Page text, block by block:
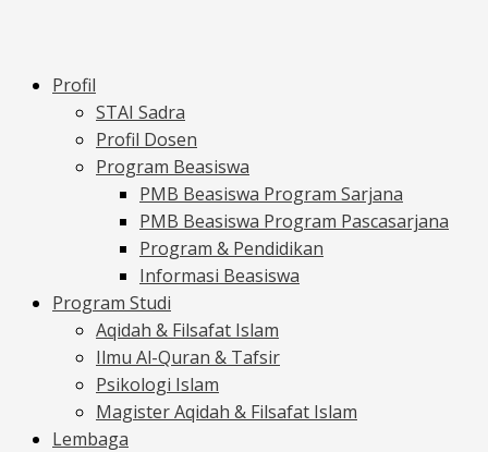
Profil
STAI Sadra
Profil Dosen
Program Beasiswa
PMB Beasiswa Program Sarjana
PMB Beasiswa Program Pascasarjana
Program & Pendidikan
Informasi Beasiswa
Program Studi
Aqidah & Filsafat Islam
Ilmu Al-Quran & Tafsir
Psikologi Islam
Magister Aqidah & Filsafat Islam
Lembaga